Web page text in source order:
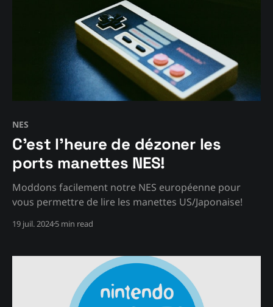
NES
C'est l'heure de dézoner les
ports manettes NES!
Moddons facilement notre NES européenne pour
vous permettre de lire les manettes US/Japonaise!
19 juil. 20245 min read